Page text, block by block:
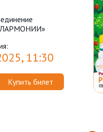
11:30
Купить билет